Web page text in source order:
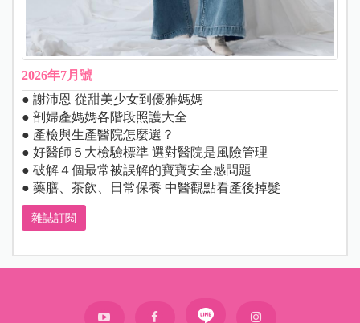
2026年7月號
● 謝沛恩 從甜美少女到優雅媽媽
● 剖婦產媽媽各階段照護大全
● 產檢與生產醫院怎麼選？
● 好醫師５大檢驗標準 選對醫院是風險管理
● 破解４個最常被誤解的寶寶安全感問題
● 藥膳、茶飲、日常保養 中醫觀點看產後掉髮
雜誌訂閱